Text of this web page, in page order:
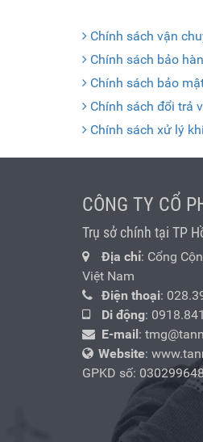
Chính sách vận
Chính sách bảo
Chính sách bảo
Chính sách đổi trả
Chính sách xử lý
CÔNG TY CỔ
Trụ sở chính tại TP
Địa chỉ: Cổng
Việt Nam
Điện thoại:
Di động:
E-mail:
Website:
GPKD số: